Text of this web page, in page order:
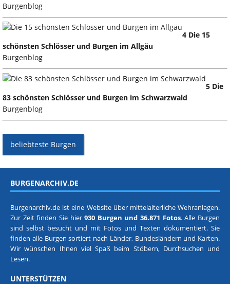
Burgenblog
4 Die 15
schönsten Schlösser und Burgen im Allgäu
Burgenblog
5 Die
83 schönsten Schlösser und Burgen im Schwarzwald
Burgenblog
beliebteste Burgen
BURGENARCHIV.DE
Burgenarchiv.de ist eine Website über mittelalterliche Wehranlagen.
Zur Zeit finden Sie hier930 Burgen und 36.871 Fotos. Alle Burgen
sind selbst besucht und mit Fotos und Texten dokumentiert. Sie
finden alle Burgen sortiert nach Länder, Bundesländern und Karten.
Wir wünschen Ihnen viel Spaß beim Stöbern, Durchsuchen und
Lesen.
UNTERSTÜTZEN